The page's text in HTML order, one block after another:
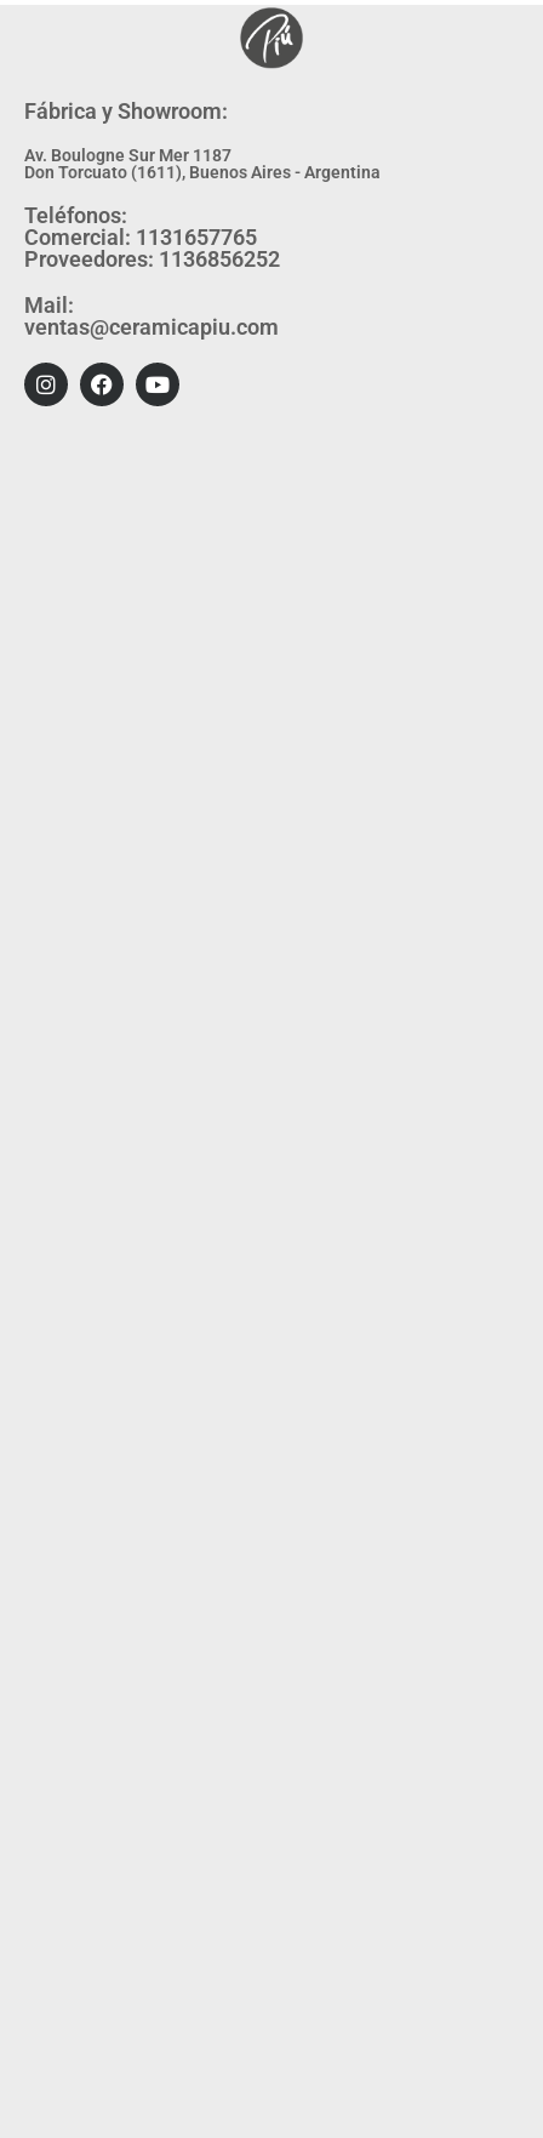
Fábrica y Showroom:
Av. Boulogne Sur Mer 1187
Don Torcuato (1611), Buenos Aires - Argentina
Teléfonos:
Comercial: 1131657765
Proveedores: 1136856252
Mail:
ventas@ceramicapiu.com